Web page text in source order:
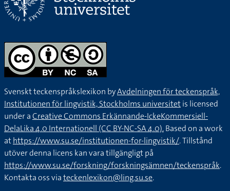
Svenskt teckenspråkslexikon byAvdelningen för teckenspråk,
Institutionen för lingvistik, Stockholms universitetis licensed
under aCreative Commons Erkännande-IckeKommersiell-
DelaLika 4.0 Internationell (CC BY-NC-SA 4.0).Based on a work
athttps://www.su.se/institutionen-for-lingvistik/. Tillstånd
utöver denna licens kan vara tillgängligt på
https://www.su.se/forskning/forskningsämnen/teckenspråk.
Kontakta oss viateckenlexikon@ling.su.se.